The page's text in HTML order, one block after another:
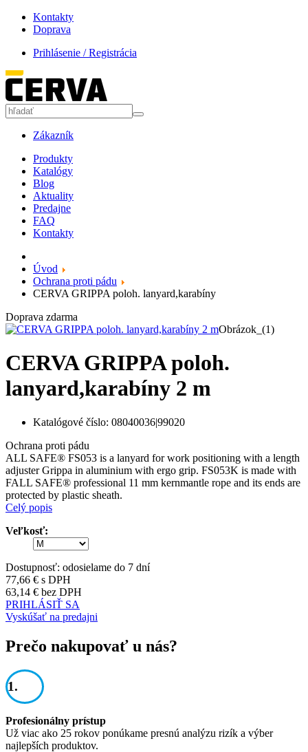
Kontakty
Doprava
Prihlásenie / Registrácia
Zákazník
Produkty
Katalógy
Blog
Aktuality
Predajne
FAQ
Kontakty
Úvod
Ochrana proti pádu
CERVA GRIPPA poloh. lanyard,karabíny
Doprava zdarma
Obrázok_(1)
CERVA GRIPPA poloh.
lanyard,karabíny 2 m
Katalógové číslo: 08040036|99020
Ochrana proti pádu
ALL SAFE® FS053 is a lanyard for work positioning with a length
adjuster Grippa in aluminium with ergo grip. FS053K is made with
FALL SAFE® professional 11 mm kernmantle rope and its ends are
protected by plastic sheath.
Celý popis
Veľkosť:
Dostupnosť: odosielame do 7 dní
77,66 € s DPH
63,14 € bez DPH
PRIHLÁSIŤ SA
Vyskúšať na predajni
Prečo nakupovať u nás?
1.
Profesionálny prístup
Už viac ako 25 rokov ponúkame presnú analýzu rizík a výber
najlepších produktov.